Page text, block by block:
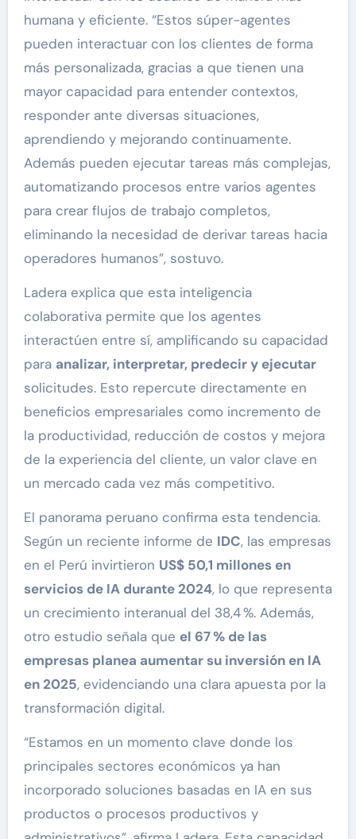
humana y eficiente. “Estos súper-agentes
pueden interactuar con los clientes de forma
más personalizada, gracias a que tienen una
mayor capacidad para entender contextos,
responder ante diversas situaciones,
aprendiendo y mejorando continuamente.
Además pueden ejecutar tareas más complejas,
automatizando procesos entre varios agentes
para crear flujos de trabajo completos,
eliminando la necesidad de derivar tareas hacia
operadores humanos”, sostuvo.
Ladera explica que esta inteligencia
colaborativa permite que los agentes
interactúen entre sí, amplificando su capacidad
para analizar, interpretar, predecir y ejecutar
solicitudes. Esto repercute directamente en
beneficios empresariales como incremento de
la productividad, reducción de costos y mejora
de la experiencia del cliente, un valor clave en
un mercado cada vez más competitivo.
El panorama peruano confirma esta tendencia.
Según un reciente informe de IDC, las empresas
en el Perú invirtieron US$ 50,1 millones en
servicios de IA durante 2024, lo que representa
un crecimiento interanual del 38,4 %. Además,
otro estudio señala que el 67 % de las
empresas planea aumentar su inversión en IA
en 2025, evidenciando una clara apuesta por la
transformación digital.
“Estamos en un momento clave donde los
principales sectores económicos ya han
incorporado soluciones basadas en IA en sus
productos o procesos productivos y